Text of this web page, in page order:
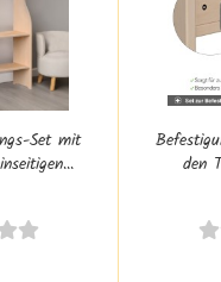
Set mit
den